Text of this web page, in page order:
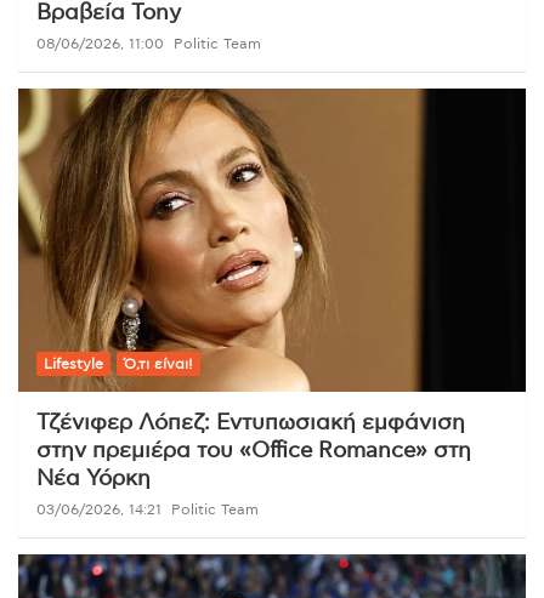
Βραβεία Tony
08/06/2026, 11:00 Politic Team
Lifestyle Ό,τι είναι!
Τζένιφερ Λόπεζ: Εντυπωσιακή εμφάνιση
στην πρεμιέρα του «Office Romance» στη
Νέα Υόρκη
03/06/2026, 14:21 Politic Team